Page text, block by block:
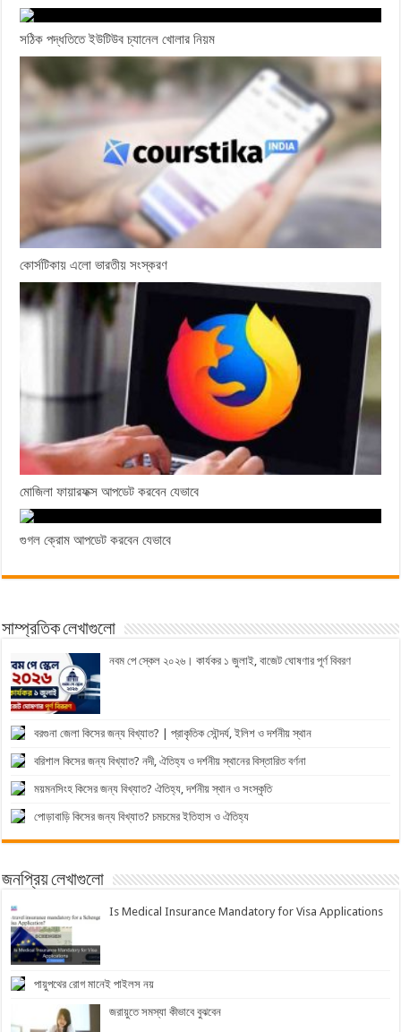
সঠিক পদ্ধতিতে ইউটিউব চ্যানেল খোলার নিয়ম
কোর্সটিকায় এলো ভারতীয় সংস্করণ
মোজিলা ফায়ারফক্স আপডেট করবেন যেভাবে
গুগল ক্রোম আপডেট করবেন যেভাবে
সাম্প্রতিক লেখাগুলো
নবম পে স্কেল ২০২৬। কার্যকর ১ জুলাই, বাজেট ঘোষণার পূর্ণ বিবরণ
বরগুনা জেলা কিসের জন্য বিখ্যাত? | প্রাকৃতিক সৌন্দর্য, ইলিশ ও দর্শনীয় স্থান
বরিশাল কিসের জন্য বিখ্যাত? নদী, ঐতিহ্য ও দর্শনীয় স্থানের বিস্তারিত বর্ণনা
ময়মনসিংহ কিসের জন্য বিখ্যাত? ঐতিহ্য, দর্শনীয় স্থান ও সংস্কৃতি
পোড়াবাড়ি কিসের জন্য বিখ্যাত? চমচমের ইতিহাস ও ঐতিহ্য
জনপ্রিয় লেখাগুলো
Is Medical Insurance Mandatory for Visa Applications
পায়ুপথের রোগ মানেই পাইলস নয়
জরায়ুতে সমস্যা কীভাবে বুঝবেন